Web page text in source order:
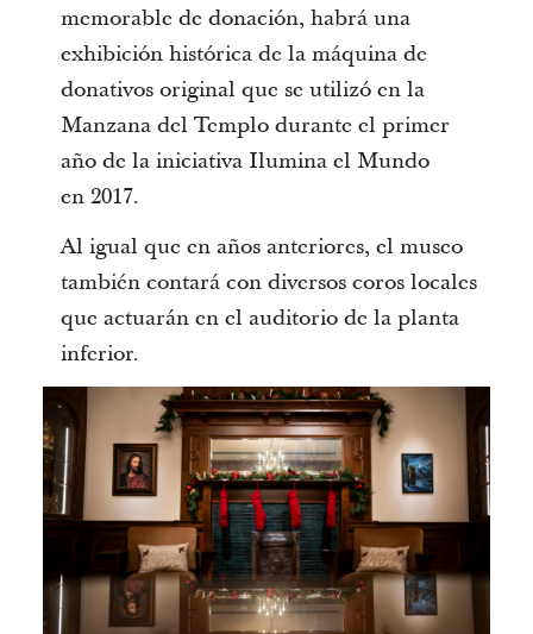
memorable de donación, habrá una
exhibición histórica de la máquina de
donativos original que se utilizó en la
Manzana del Templo durante el primer
año de la iniciativa Ilumina el Mundo
en 2017.
Al igual que en años anteriores, el museo
también contará con diversos coros locales
que actuarán en el auditorio de la planta
inferior.